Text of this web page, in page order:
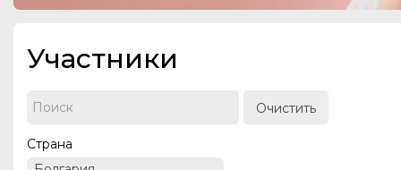
Участники
Очистить
Страна